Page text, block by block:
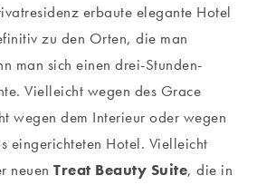
erbaute elegante Hotel
zu den Orten, die man
man sich einen drei-Stunden-
Vielleicht wegen des Grace
wegen dem Interieur oder wegen
eingerichteten Hotel. Vielleicht
neuen Treat Beauty Suite, die in